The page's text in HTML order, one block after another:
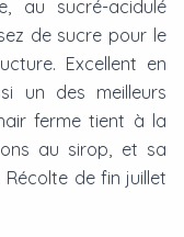
au sucré-acidulé
de sucre pour le
Excellent en
un des meilleurs
ferme tient à la
au sirop, et sa
de fin juillet